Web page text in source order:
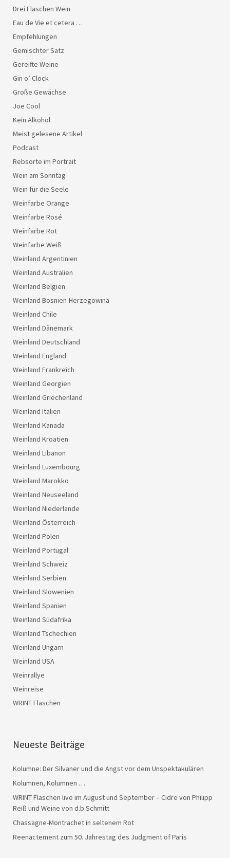
Drei Flaschen Wein
Eau de Vie et cetera …
Empfehlungen
Gemischter Satz
Gereifte Weine
Gin o’ Clock
Große Gewächse
Joe Cool
Kein Alkohol
Meist gelesene Artikel
Podcast
Rebsorte im Portrait
Wein am Sonntag
Wein für die Seele
Weinfarbe Orange
Weinfarbe Rosé
Weinfarbe Rot
Weinfarbe Weiß
Weinland Argentinien
Weinland Australien
Weinland Belgien
Weinland Bosnien-Herzegowina
Weinland Chile
Weinland Dänemark
Weinland Deutschland
Weinland England
Weinland Frankreich
Weinland Georgien
Weinland Griechenland
Weinland Italien
Weinland Kanada
Weinland Kroatien
Weinland Libanon
Weinland Luxembourg
Weinland Marokko
Weinland Neuseeland
Weinland Niederlande
Weinland Österreich
Weinland Polen
Weinland Portugal
Weinland Schweiz
Weinland Serbien
Weinland Slowenien
Weinland Spanien
Weinland Südafrika
Weinland Tschechien
Weinland Ungarn
Weinland USA
Weinrallye
Weinreise
WRINT Flaschen
Neueste Beiträge
Kolumne: Der Silvaner und die Angst vor dem Unspektakulären
Kolumnen, Kolumnen …
WRINT Flaschen live im August und September – Cidre von Philipp
Reiß und Weine von d.b Schmitt
Chassagne-Montrachet in seltenem Rot
Reenactement zum 50. Jahrestag des Judgment of Paris